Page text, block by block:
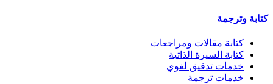
كتابة وترجمة
كتابة مقالات ومراجعات
كتابة السيرة الذاتية
خدمات تدقيق لغوي
خدمات ترجمة